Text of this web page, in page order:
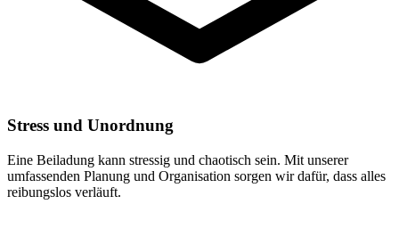
Stress und Unordnung
Eine Beiladung kann stressig und chaotisch sein. Mit unserer
umfassenden Planung und Organisation sorgen wir dafür, dass alles
reibungslos verläuft.